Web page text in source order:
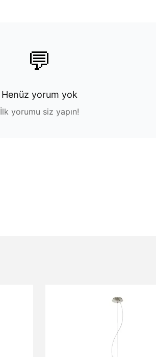
💬
Henüz yorum yok
İlk yorumu siz yapın!